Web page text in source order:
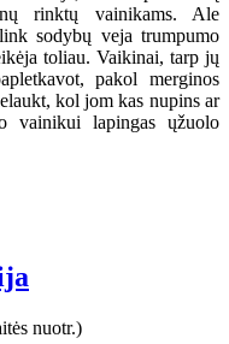
rinktų vainikams. Ale
sodybų veja trumpumo
toliau. Vaikinai, tarp jų
pakol merginos
kol jom kas nupins ar
vainikui lapingas ųžuolo